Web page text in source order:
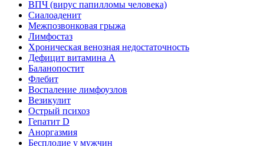
ВПЧ (вирус папилломы человека)
Сиалоаденит
Межпозвонковая грыжа
Лимфостаз
Хроническая венозная недостаточность
Дефицит витамина А
Баланопостит
Флебит
Воспаление лимфоузлов
Везикулит
Острый психоз
Гепатит D
Аноргазмия
Бесплодие у мужчин